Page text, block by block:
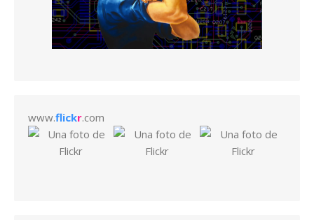
www.flickr.com